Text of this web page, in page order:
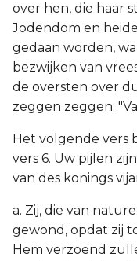
over hen, die haar
Jodendom en
gedaan worden,
bezwijken van
de oversten over
zeggen zeggen:
Het volgende vers
vers 6. Uw pijlen
van des konings
a. Zij, die van
gewond, opdat zij
Hem verzoend